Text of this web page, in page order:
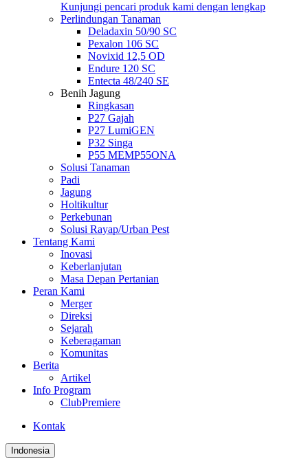
Kunjungi pencari produk kami dengan lengkap
Perlindungan Tanaman
Deladaxin 50/90 SC
Pexalon 106 SC
Novixid 12,5 OD
Endure 120 SC
Entecta 48/240 SE
Benih Jagung
Ringkasan
P27 Gajah
P27 LumiGEN
P32 Singa
P55 MEMP55ONA
Solusi Tanaman
Padi
Jagung
Holtikultur
Perkebunan
Solusi Rayap/Urban Pest
Tentang Kami
Inovasi
Keberlanjutan
Masa Depan Pertanian
Peran Kami
Merger
Direksi
Sejarah
Keberagaman
Komunitas
Berita
Artikel
Info Program
ClubPremiere
Kontak
Indonesia